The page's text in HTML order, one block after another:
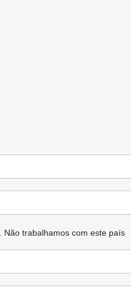
Não trabalhamos com este país